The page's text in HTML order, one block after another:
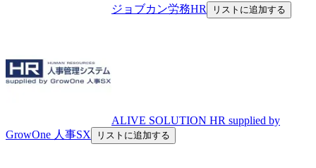
ジョブカン労務HR リストに追加する
ALIVE SOLUTION HR supplied by
GrowOne 人事SX
リストに追加する